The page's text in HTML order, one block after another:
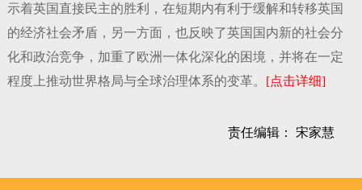
示着英国直接民主的胜利，在短期内有利于缓解和转移英国
的经济社会矛盾，另一方面，也反映了英国国内新的社会分
化和政治竞争，加重了欧洲一体化深化的困境，并将在一定
程度上推动世界格局与全球治理体系的变革。 [点击详细]
责任编辑： 宋家慧